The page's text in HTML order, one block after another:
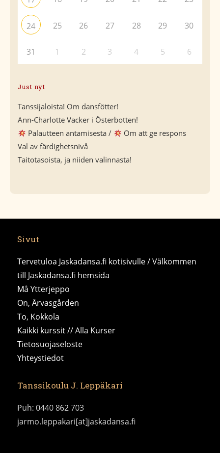
24 25 26 27 28 29 30
31 1 2 3 4 5 6
Just nyt
Tanssijaloista! Om dansfötter!
Ann-Charlotte Vacker i Österbotten!
Palautteen antamisesta /
Om att ge respons
Val av färdighetsnivå
Taitotasoista, ja niiden valinnasta!
Sivut
Tervetuloa Jaskadansa.fi kotisivulle / Välkommen
till Jaskadansa.fi hemsida
Må Ytterjeppo
On, Årvasgården
To, Kokkola
Kaikki kurssit // Alla Kurser
Tietosuojaseloste
Yhteystiedot
Tanssikoulu J. Leppäkari
Puh: 0440 862 703
jarmo.leppakari[at]jaskadansa.fi